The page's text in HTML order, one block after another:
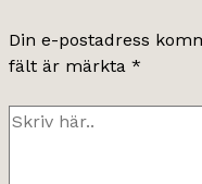
Din e-postadress
fält är märkta *
Skriv